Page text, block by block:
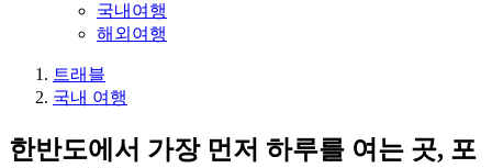
국내여행
해외여행
트래블
국내 여행
한반도에서 가장 먼저 하루를 여는 곳, 포